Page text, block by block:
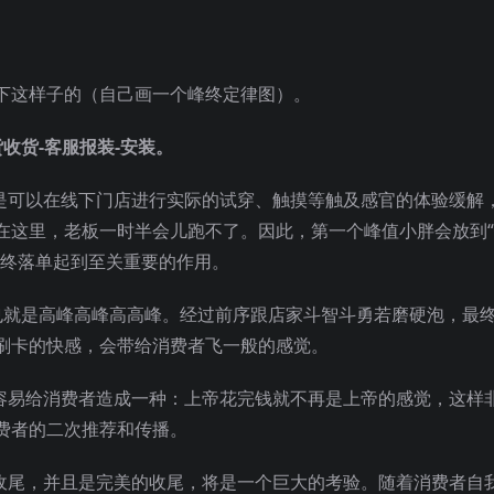
样子的（自己画一个峰终定律图）。
货-客服报装-安装。
以在线下门店进行实际的试穿、触摸等触及感官的体验缓解
里，老板一时半会儿跑不了。因此，第一个峰值小胖会放到
落单起到至关重要的作用。
是高峰高峰高高峰。经过前序跟店家斗智斗勇若磨硬泡，最
的快感，会带给消费者飞一般的感觉。
给消费者造成一种：上帝花完钱就不再是上帝的感觉，这样
的二次推荐和传播。
，并且是完美的收尾，将是一个巨大的考验。随着消费者自